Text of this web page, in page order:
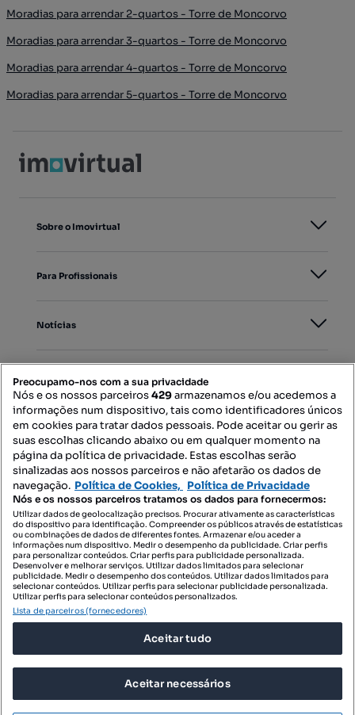
Moradias para arrendar 2-quartos - Torre de Moncorvo
Moradias para arrendar 3-quartos - Torre de Moncorvo
Moradias para arrendar 4-quartos - Torre de Moncorvo
Moradias para arrendar 5-quartos - Torre de Moncorvo
Sobre o Imovirtual
Para Profissionais
Notícias
Mapa do Site
Contacte-nos
SIGA-NOS:
DESCARREGAR NA:
© 2026 Imovirtual.com, OLX Portugal, S.A.
TERMOS DE UTILIZAÇÃO
Preocupamo-nos com a sua privacidade
Nós e os nossos parceiros429armazenamos e/ou acedemos a
informações num dispositivo, tais como identificadores únicos
em cookies para tratar dados pessoais. Pode aceitar ou gerir as
suas escolhas clicando abaixo ou em qualquer momento na
página da política de privacidade. Estas escolhas serão
sinalizadas aos nossos parceiros e não afetarão os dados de
navegação. Política de Cookies, Política de Privacidade
Nós e os nossos parceiros tratamos os dados para fornecermos:
Utilizar dados de geolocalização precisos. Procurar ativamente as características
do dispositivo para identificação. Compreender os públicos através de estatísticas
ou combinações de dados de diferentes fontes. Armazenar e/ou aceder a
informações num dispositivo. Medir o desempenho da publicidade. Criar perfis
para personalizar conteúdos. Criar perfis para publicidade personalizada.
Desenvolver e melhorar serviços. Utilizar dados limitados para selecionar
publicidade. Medir o desempenho dos conteúdos. Utilizar dados limitados para
selecionar conteúdos. Utilizar perfis para selecionar publicidade personalizada.
Utilizar perfis para selecionar conteúdos personalizados.
Lista de parceiros (fornecedores)
Aceitar tudo
Aceitar necessários